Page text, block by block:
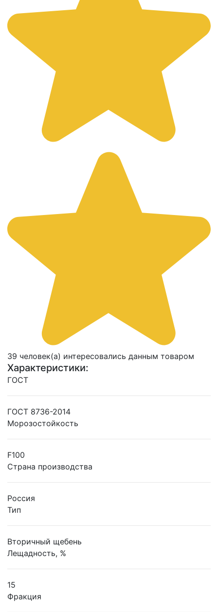
39 человек(а) интересовались данным товаром
Характеристики:
ГОСТ
ГОСТ 8736-2014
Морозостойкость
F100
Страна производства
Россия
Тип
Вторичный щебень
Лещадность, %
15
Фракция